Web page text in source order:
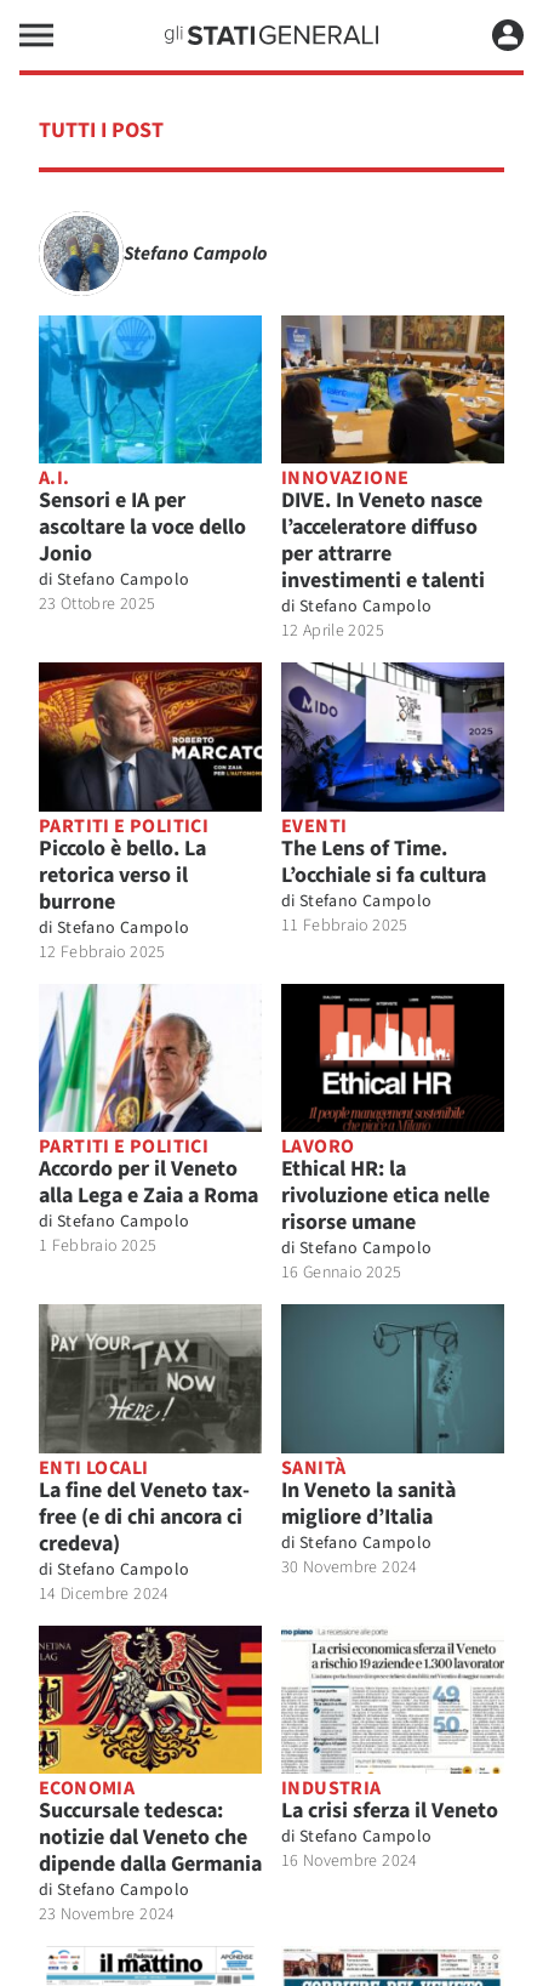
TUTTI I POST
Stefano Campolo
A.I.
Sensori e IA per
ascoltare la voce dello
Jonio
di Stefano Campolo
23 Ottobre 2025
INNOVAZIONE
DIVE. In Veneto nasce
l’acceleratore diffuso
per attrarre
investimenti e talenti
di Stefano Campolo
12 Aprile 2025
PARTITI E POLITICI
Piccolo è bello. La
retorica verso il
burrone
di Stefano Campolo
12 Febbraio 2025
EVENTI
The Lens of Time.
L’occhiale si fa cultura
di Stefano Campolo
11 Febbraio 2025
PARTITI E POLITICI
Accordo per il Veneto
alla Lega e Zaia a Roma
di Stefano Campolo
1 Febbraio 2025
LAVORO
Ethical HR: la
rivoluzione etica nelle
risorse umane
di Stefano Campolo
16 Gennaio 2025
ENTI LOCALI
La fine del Veneto tax-
free (e di chi ancora ci
credeva)
di Stefano Campolo
14 Dicembre 2024
SANITÀ
In Veneto la sanità
migliore d’Italia
di Stefano Campolo
30 Novembre 2024
ECONOMIA
Succursale tedesca:
notizie dal Veneto che
dipende dalla Germania
di Stefano Campolo
23 Novembre 2024
INDUSTRIA
La crisi sferza il Veneto
di Stefano Campolo
16 Novembre 2024